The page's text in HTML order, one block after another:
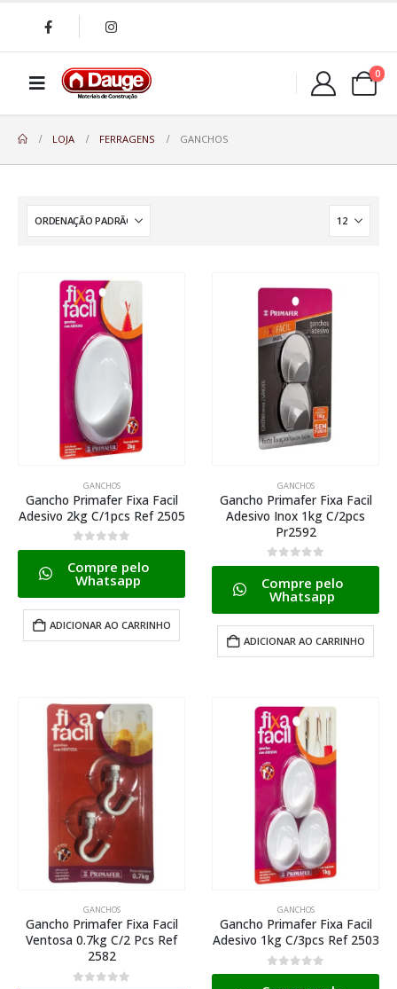
0
LOJA FERRAGENS GANCHOS
GANCHOS
Gancho Primafer Fixa Facil
Adesivo 2kg C/1pcs Ref 2505
0de 5
Compre pelo
Whatsapp
ADICIONAR AO CARRINHO
GANCHOS
Gancho Primafer Fixa Facil
Adesivo Inox 1kg C/2pcs
Pr2592
0de 5
Compre pelo
Whatsapp
ADICIONAR AO CARRINHO
GANCHOS
Gancho Primafer Fixa Facil
Ventosa 0.7kg C/2 Pcs Ref
2582
GANCHOS
Gancho Primafer Fixa Facil
Adesivo 1kg C/3pcs Ref 2503
0de 5